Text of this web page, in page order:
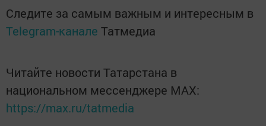
Следите за самым важным и интересным в
Telegram-канале Татмедиа
Читайте новости Татарстана в
национальном мессенджере MАХ:
https://max.ru/tatmedia